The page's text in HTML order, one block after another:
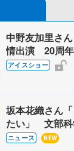
中野友加里さ
情出演 20周年
ス」 宮本賢二
アイスショー
坂本花織さん
たい」 文部科
代表謝辞
ニュース NEW